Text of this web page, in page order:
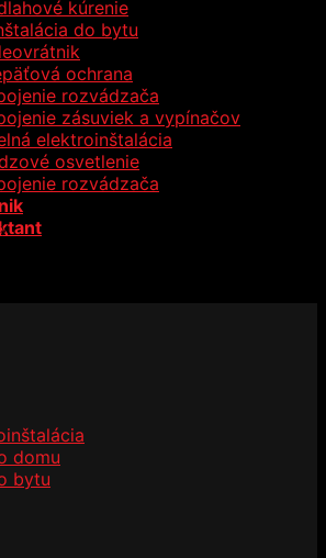
kúrenie
do bytu
ochrana
rozvádzača
zásuviek a vypínačov
elektroinštalácia
osvetlenie
rozvádzača
domu
bytu